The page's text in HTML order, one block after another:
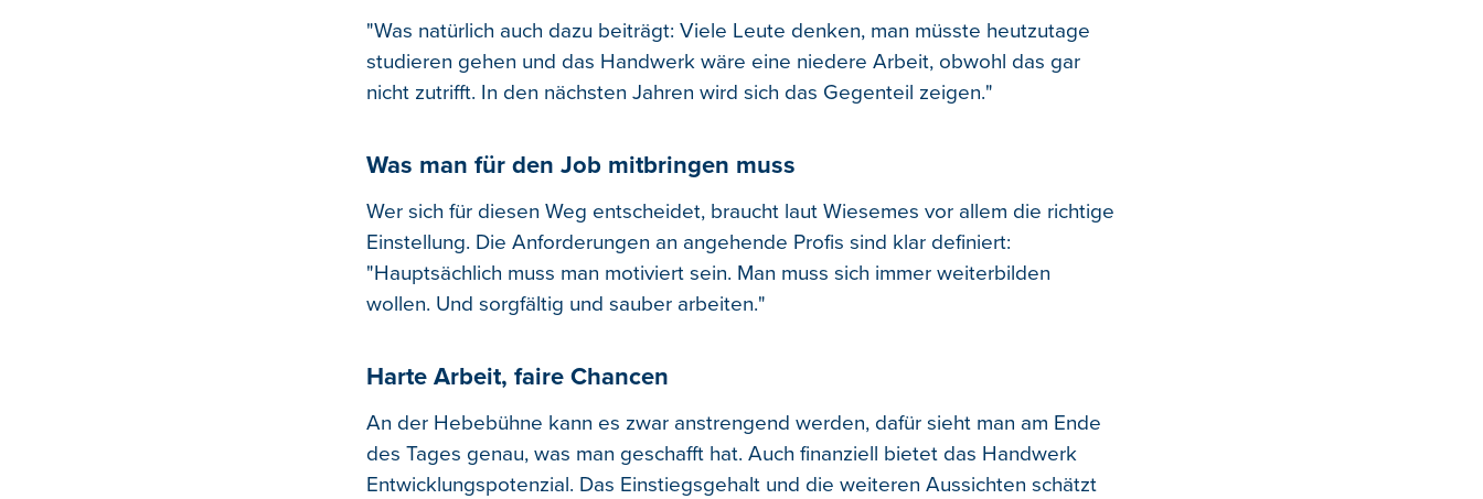
"Was natürlich auch dazu beiträgt: Viele Leute denken, man müsste heutzutage
studieren gehen und das Handwerk wäre eine niedere Arbeit, obwohl das gar
nicht zutrifft. In den nächsten Jahren wird sich das Gegenteil zeigen."
Was man für den Job mitbringen muss
Wer sich für diesen Weg entscheidet, braucht laut Wiesemes vor allem die richtige
Einstellung. Die Anforderungen an angehende Profis sind klar definiert:
"Hauptsächlich muss man motiviert sein. Man muss sich immer weiterbilden
wollen. Und sorgfältig und sauber arbeiten."
Harte Arbeit, faire Chancen
An der Hebebühne kann es zwar anstrengend werden, dafür sieht man am Ende
des Tages genau, was man geschafft hat. Auch finanziell bietet das Handwerk
Entwicklungspotenzial. Das Einstiegsgehalt und die weiteren Aussichten schätzt